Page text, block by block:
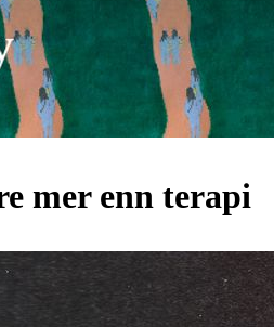
mer enn terapi